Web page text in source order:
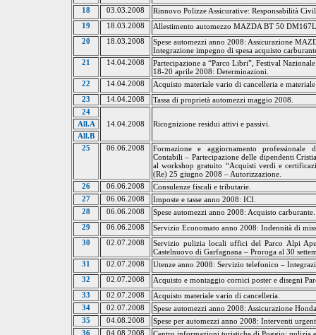
18 03.03.2008 Rinnovo Polizze Assicurative: Responsabilità
19 18.03.2008 Allestimento automezzo MAZDA BT 50
20 18.03.2008
Spese automezzi anno 2008: Assicurazione
Integrazione impegno di spesa acquisto
21 14.04.2008
Partecipazione a “Parco Libri”, Festival
18-20 aprile 2008: Determinazioni.
22 14.04.2008 Acquisto materiale vario di cancelleria e
23 14.04.2008 Tassa di proprietà automezzi maggio 2008.
24
14.04.2008
Ricognizione residui attivi e passivi.
All.A
All.B
25
06.06.2008
Formazione e aggiornamento professionale
Contabili – Partecipazione delle dipendenti
al workshop gratuito “Acquisti verdi e
(Re) 25 giugno 2008 – Autorizzazione.
26 06.06.2008 Consulenze fiscali e tributarie.
27 06.06.2008 Imposte e tasse anno 2008: ICI.
28 06.06.2008 Spese automezzi anno 2008: Acquisto carburante.
29 06.06.2008 Servizio Economato anno 2008: Indennità di
30 02.07.2008 Serviziopulizia locali uffici del Parco Alpi
Castelnuovo di Garfagnana – Proroga al 30
31 02.07.2008 Utenze anno 2008: Servizio telefonico –
32 02.07.2008 Acquisto e montaggio cornici poster e disegni
33 02.07.2008 Acquisto materiale vario di cancelleria.
34 02.07.2008 Spese automezzi anno 2008: Assicurazione
35 04.08.2008 Spese per automezzi anno 2008: Interventi
36 04.08.2008